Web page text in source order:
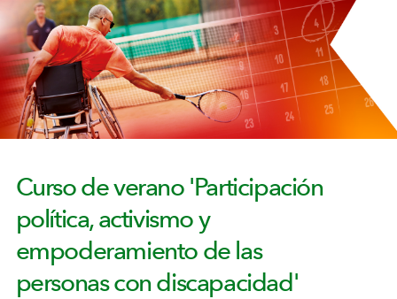
Curso de verano 'Participación
política, activismo y
empoderamiento de las
personas con discapacidad'